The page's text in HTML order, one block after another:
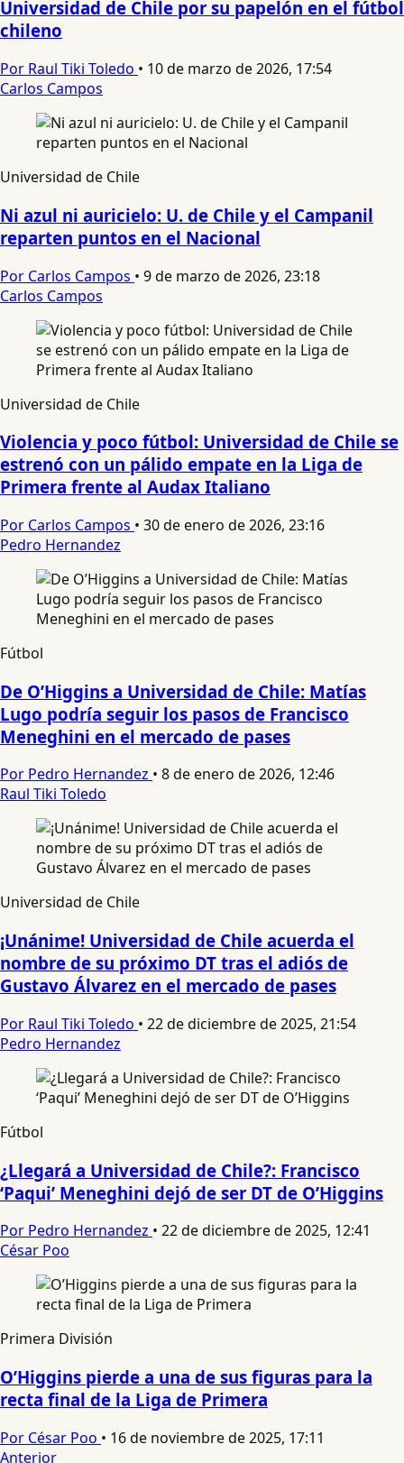
Universidad de Chile por su papelón en el fútbol
chileno
Por Raul Tiki Toledo • 10 de marzo de 2026, 17:54
Carlos Campos
Universidad de Chile
Ni azul ni auricielo: U. de Chile y el Campanil
reparten puntos en el Nacional
Por Carlos Campos • 9 de marzo de 2026, 23:18
Carlos Campos
Universidad de Chile
Violencia y poco fútbol: Universidad de Chile se
estrenó con un pálido empate en la Liga de
Primera frente al Audax Italiano
Por Carlos Campos • 30 de enero de 2026, 23:16
Pedro Hernandez
Fútbol
De O’Higgins a Universidad de Chile: Matías
Lugo podría seguir los pasos de Francisco
Meneghini en el mercado de pases
Por Pedro Hernandez • 8 de enero de 2026, 12:46
Raul Tiki Toledo
Universidad de Chile
¡Unánime! Universidad de Chile acuerda el
nombre de su próximo DT tras el adiós de
Gustavo Álvarez en el mercado de pases
Por Raul Tiki Toledo • 22 de diciembre de 2025, 21:54
Pedro Hernandez
Fútbol
¿Llegará a Universidad de Chile?: Francisco
‘Paqui’ Meneghini dejó de ser DT de O’Higgins
Por Pedro Hernandez • 22 de diciembre de 2025, 12:41
César Poo
Primera División
O’Higgins pierde a una de sus figuras para la
recta final de la Liga de Primera
Por César Poo • 16 de noviembre de 2025, 17:11
Anterior